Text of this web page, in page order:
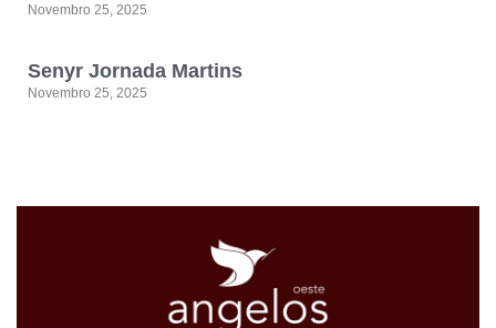
Novembro 25, 2025
Senyr Jornada Martins
Novembro 25, 2025